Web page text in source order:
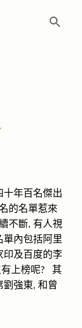
十年百名傑出
的名單惹來
不斷, 有人視
單內包括阿里
印及百度的李
上榜呢?
其
劉強東, 和曾